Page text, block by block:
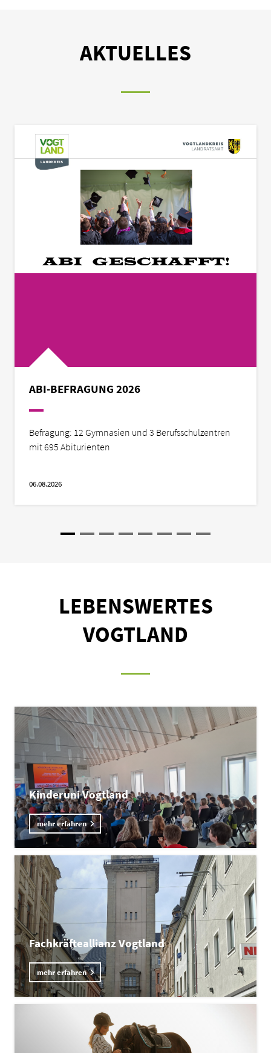
AKTUELLES
ABI-BEFRAGUNG 2026
Befragung: 12 Gymnasien und 3 Berufsschulzentren
mit 695 Abiturienten
06.08.2026
1 2 3 4 5 6 7
LEBENSWERTES
VOGTLAND
Kinderuni Vogtland
mehr erfahren
Fachkräfteallianz Vogtland
mehr erfahren